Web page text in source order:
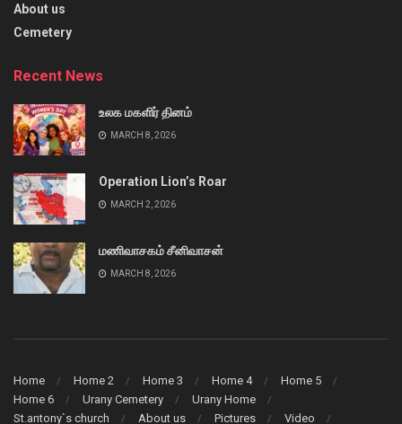
About us
Cemetery
Recent News
உலக மகளிர் தினம்
MARCH 8, 2026
Operation Lion’s Roar
MARCH 2, 2026
மணிவாசகம் சீனிவாசன்
MARCH 8, 2026
Home Home 2 Home 3 Home 4
Home 5
Home 6
Urany Cemetery
Urany Home
St.antony`s church
About us Pictures Video